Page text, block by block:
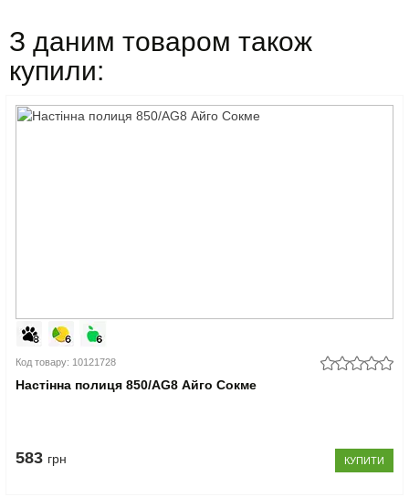
З даним товаром також
купили:
Код товару: 10121728
Настінна полиця 850/AG8 Айго Сокме
583 грн КУПИТИ